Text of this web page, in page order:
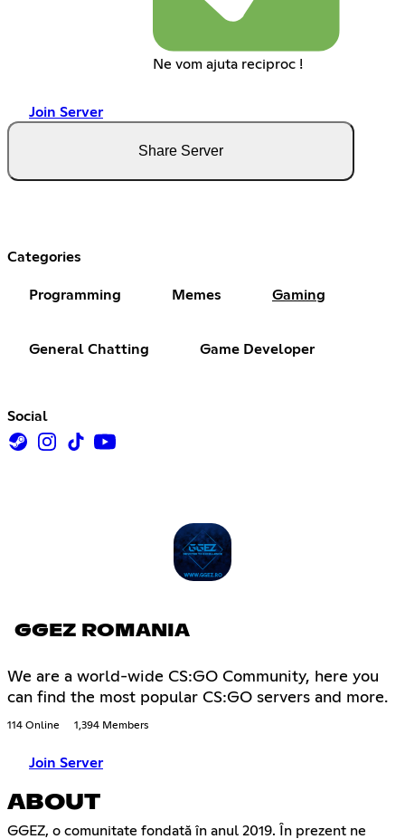
Ne vom ajuta reciproc !
Join Server
Share Server
Categories
Programming Memes Gaming
General Chatting Game Developer
Social
GGEZ ROMANIA
We are a world-wide CS:GO Community, here you
can find the most popular CS:GO servers and more.
114 Online 1,394 Members
Join Server
ABOUT
GGEZ, o comunitate fondată în anul 2019. În prezent ne